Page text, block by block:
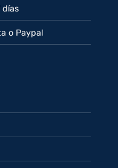
días
o Paypal